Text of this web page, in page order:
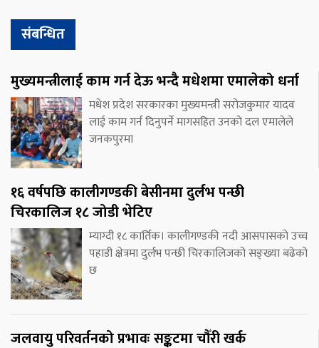
संबन्धित
मुख्यमन्त्रीलाई काम गर्न देऊ भन्दै मधेशमा एमालेको धर्ना
मधेश प्रदेश सरकारका मुख्यमन्त्री सरोजकुमार यादव
लाई काम गर्न दिनुपर्ने मागसहित उनको दल एमालेले
जनकपुरमा
१६ वर्षपछि कालीगण्डकी बेसीनमा दुर्लभ पन्छी
चिरकालिज १८ जोडी भेटिए
म्याग्दी १८ कार्तिक। कालीगण्डकी नदी आसपासको उच्च
पहाडी क्षेत्रमा दुर्लभ पन्छी चिरकालिजको सङ्ख्या बढेको
छ
जलवायु परिवर्तनको प्रभावः सङ्कटमा चौँरी खर्क